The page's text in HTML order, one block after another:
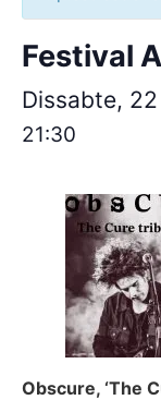
Festival
Dissabte,
21:30
Obscure, ‘The